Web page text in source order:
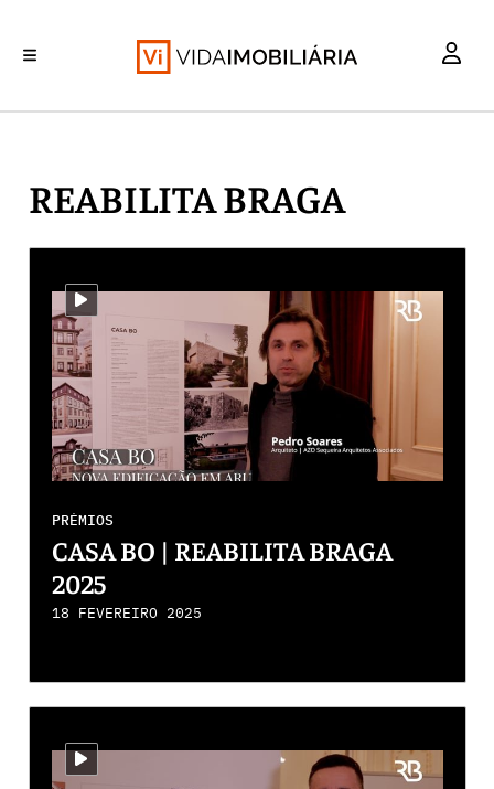
REABILITA BRAGA
i-video
PRÉMIOS
CASA BO | REABILITA BRAGA
2025
18 FEVEREIRO 2025
i-video